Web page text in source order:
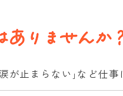
が止まらない｣など仕事